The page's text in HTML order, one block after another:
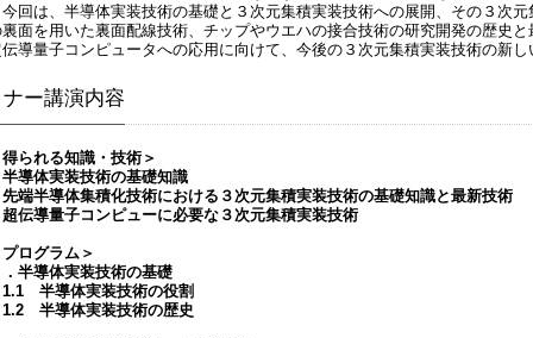
回は、半導体実装技術の基礎と３次元集積実装技術への展開、その３次
面を用いた裏面配線技術、チップやウエハの接合技術の研究開発の歴史
導量子コンピュータへの応用に向けて、今後の３次元集積実装技術の新
ー講演内容
られる知識・技術＞
導体実装技術の基礎知識
端半導体集積化技術における３次元集積実装技術の基礎知識と最新技術
伝導量子コンピューに必要な３次元集積実装技術
ログラム＞
半導体実装技術の基礎
半導体実装技術の役割
半導体実装技術の歴史